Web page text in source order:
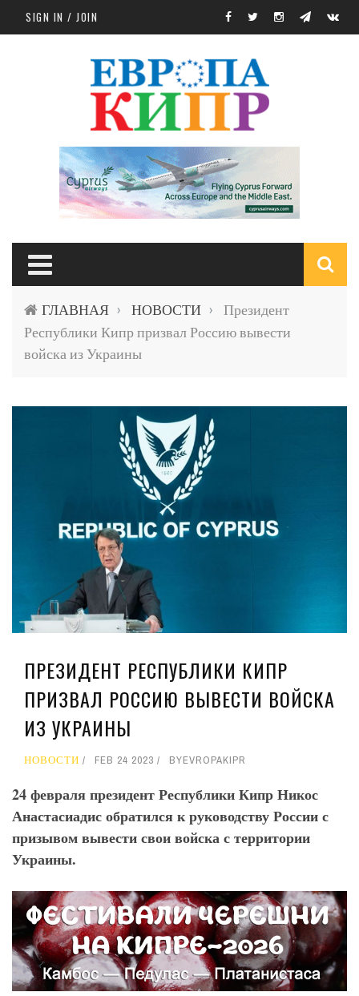
Skip to main content
SIGN IN / JOIN
ГЛАВНАЯ › НОВОСТИ ›
Президент
Республики Кипр призвал Россию вывести
войска из Украины
ПРЕЗИДЕНТ РЕСПУБЛИКИ КИПР
ПРИЗВАЛ РОССИЮ ВЫВЕСТИ ВОЙСКА
ИЗ УКРАИНЫ
НОВОСТИ FEB 24 2023 BYEVROPAKIPR
24 февраля президент Республики Кипр Никос
Анастасиадис обратился к руководству России с
призывом вывести свои войска с территории
Украины.